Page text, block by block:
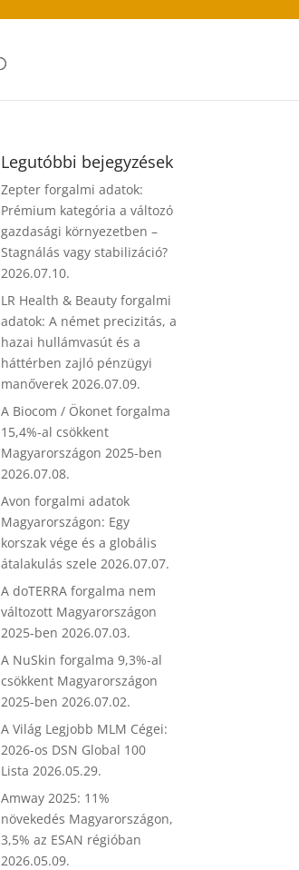
Legutóbbi bejegyzések
Zepter forgalmi adatok:
Prémium kategória a változó
gazdasági környezetben –
Stagnálás vagy stabilizáció?
2026.07.10.
LR Health & Beauty forgalmi
adatok: A német precizitás, a
hazai hullámvasút és a
háttérben zajló pénzügyi
manőverek 2026.07.09.
A Biocom / Ökonet forgalma
15,4%-al csökkent
Magyarországon 2025-ben
2026.07.08.
Avon forgalmi adatok
Magyarországon: Egy
korszak vége és a globális
átalakulás szele 2026.07.07.
A doTERRA forgalma nem
változott Magyarországon
2025-ben 2026.07.03.
A NuSkin forgalma 9,3%-al
csökkent Magyarországon
2025-ben 2026.07.02.
A Világ Legjobb MLM Cégei:
2026-os DSN Global 100
Lista 2026.05.29.
Amway 2025: 11%
növekedés Magyarországon,
3,5% az ESAN régióban
2026.05.09.